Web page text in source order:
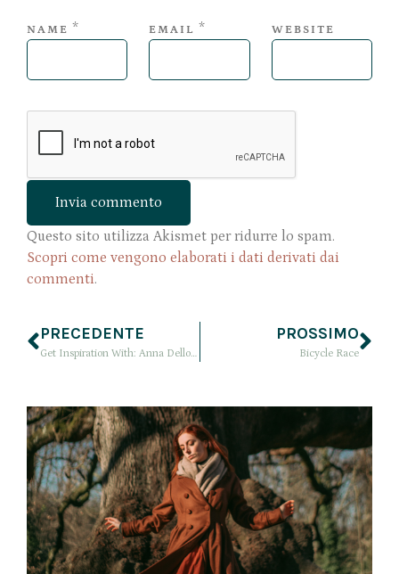
NAME * EMAIL * WEBSITE
Questo sito utilizza Akismet per ridurre lo spam.
Scopri come vengono elaborati i dati derivati dai
commenti.
PRECEDENTE
Get Inspiration With: Anna Dello Russo
PROSSIMO
Bicycle Race